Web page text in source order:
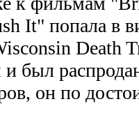
It" попала в
Death
был
он по